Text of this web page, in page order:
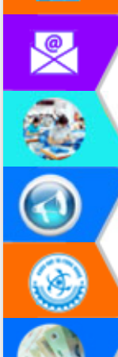
phát triển mới
Thường trực HĐND tỉnh
mặt Đoàn chuyên gia y tế
Lễ truy điệu và an táng
tại Nghĩa trang Liệt sĩ xã
Bàn giải pháp tháo gỡ khó
xuất khẩu sầu riêng và
định EUDR
Thứ trưởng Bộ Nông
trường Nguyễn Hoàng
vùng trồng và doanh
sầu riêng tại Đắk Lắk
Trình diễn nghệ thuật chế
món ăn từ sầu riêng
Đắk Lắk công bố Quy
tiến đầu tư tỉnh
Ngành cá ngừ Đắk Lắk
ứng để giữ vững thị
Diễn đàn Kinh tế tư nhân